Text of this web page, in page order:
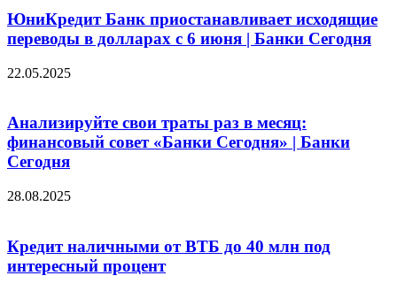
ЮниКредит Банк приостанавливает исходящие
переводы в долларах с 6 июня | Банки Сегодня
22.05.2025
Анализируйте свои траты раз в месяц:
финансовый совет «Банки Сегодня» | Банки
Сегодня
28.08.2025
Кредит наличными от ВТБ до 40 млн под
интересный процент